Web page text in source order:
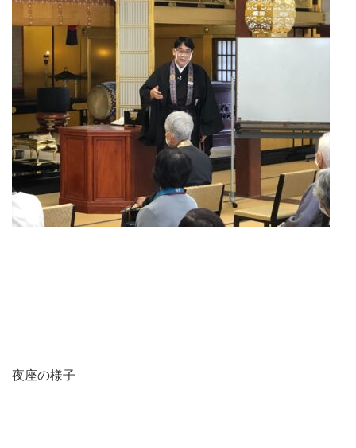
夜座の様子